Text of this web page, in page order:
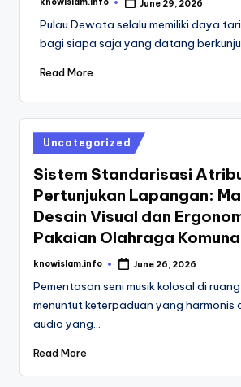
Posted
knowislam.info June 29, 2026
Pulau Dewata selalu memiliki daya
bagi siapa saja yang datang
Read More
Posted
in
Uncategorized
Sistem Standarisasi
Pertunjukan Lapangan:
Desain Visual dan
Pakaian Olahraga
Posted
knowislam.info June 26, 2026
Pementasan seni musik kolosal di
menuntut keterpaduan yang harmonis
audio yang…
Read More